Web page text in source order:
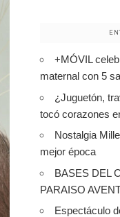
+MÓVIL
maternal con 5
¿Juguetón,
tocó corazones
Nostalgia
mejor época
BASES DEL
PARAISO
Espectáculo